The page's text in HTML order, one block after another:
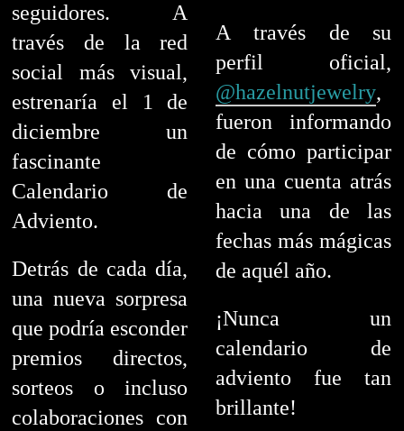
seguidores. A
través de la red
social más visual,
estrenaría el 1 de
diciembre un
fascinante
Calendario de
Adviento.
Detrás de cada día,
una nueva sorpresa
que podría esconder
premios directos,
sorteos o incluso
colaboraciones con
A través de su
perfil oficial,
@hazelnutjewelry,
fueron informando
de cómo participar
en una cuenta atrás
hacia una de las
fechas más mágicas
de aquél año.
¡Nunca un
calendario de
adviento fue tan
brillante!